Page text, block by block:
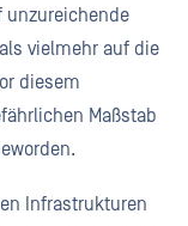
unzureichende
vielmehr auf die
diesem
Maßstab
Infrastrukturen